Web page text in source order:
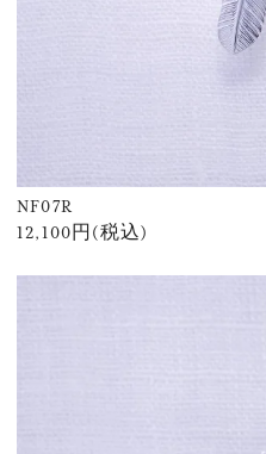
NF07R
12,100円(税込)